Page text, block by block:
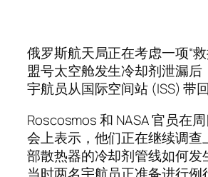
俄罗斯航天局正在考虑一项“
盟号太空舱发生冷却剂泄漏后
宇航员从国际空间站 (ISS) 带回
Roscosmos 和 NASA 官员在
会上表示，他们正在继续调查
部散热器的冷却剂管线如何发